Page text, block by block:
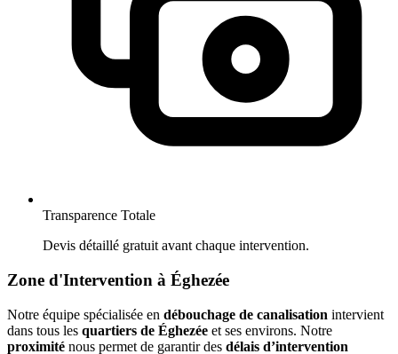
Transparence Totale
Devis détaillé gratuit avant chaque intervention.
Zone d'Intervention à Éghezée
Notre équipe spécialisée en débouchage de canalisation intervient
dans tous les quartiers de Éghezée et ses environs. Notre
proximité nous permet de garantir des délais d’intervention